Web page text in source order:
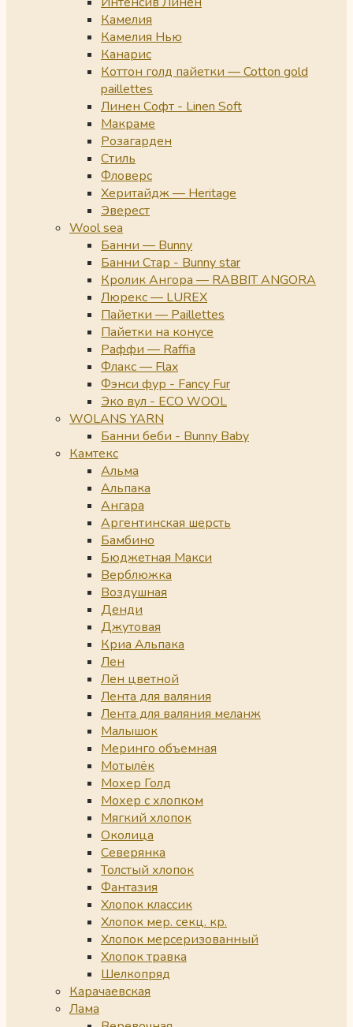
Камелия
Камелия Нью
Канарис
Коттон голд пайетки — Cotton gold
paillettes
Линен Софт - Linen Soft
Макраме
Розагарден
Стиль
Фловерс
Херитайдж — Heritage
Эверест
Wool sea
Банни — Bunny
Банни Стар - Bunny star
Кролик Ангора — RABBIT ANGORA
Люрекс — LUREX
Пайетки — Paillettes
Пайетки на конусе
Раффи — Raffia
Флакс — Flax
Фэнси фур - Fancy Fur
Эко вул - ECO WOOL
WOLANS YARN
Банни беби - Bunny Baby
Камтекс
Альма
Альпака
Ангара
Аргентинская шерсть
Бамбино
Бюджетная Макси
Верблюжка
Воздушная
Денди
Джутовая
Криа Альпака
Лен
Лен цветной
Лента для валяния
Лента для валяния меланж
Малышок
Меринго объемная
Мотылёк
Мохер Голд
Мохер с хлопком
Мягкий хлопок
Околица
Северянка
Толстый хлопок
Фантазия
Хлопок классик
Хлопок мер. секц. кр.
Хлопок мерсеризованный
Хлопок травка
Шелкопряд
Карачаевская
Лама